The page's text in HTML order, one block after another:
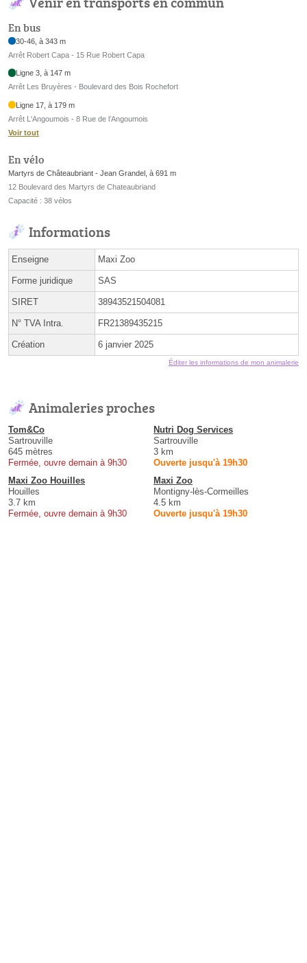
En bus
30-46, à 343 m
Arrêt Robert Capa - 15 Rue Robert Capa
Ligne 3, à 147 m
Arrêt Les Bruyères - Boulevard des Bois Rochefort
Ligne 17, à 179 m
Arrêt L'Angoumois - 8 Rue de l’Angoumois
Voir tout
En vélo
Martyrs de Châteaubriant - Jean Grandel, à 691 m
12 Boulevard des Martyrs de Chateaubriand
Capacité : 38 vélos
Informations
Enseigne Maxi Zoo
Forme juridique SAS
SIRET 38943521504081
N° TVA Intra. FR21389435215
Création 6 janvier 2025
Éditer les informations de mon animalerie
Animaleries proches
Tom&Co
Sartrouville
645 mètres
Fermée, ouvre demain à 9h30
Nutri Dog Services
Sartrouville
3 km
Ouverte jusqu'à 19h30
Maxi Zoo Houilles
Houilles
3.7 km
Fermée, ouvre demain à 9h30
Maxi Zoo
Montigny-lès-Cormeilles
4.5 km
Ouverte jusqu'à 19h30